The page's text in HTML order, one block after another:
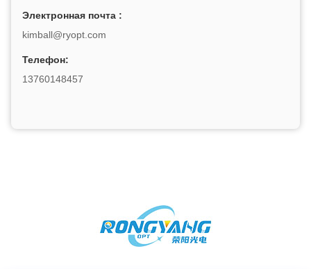
Электронная почта :
kimball@ryopt.com
Телефон:
13760148457